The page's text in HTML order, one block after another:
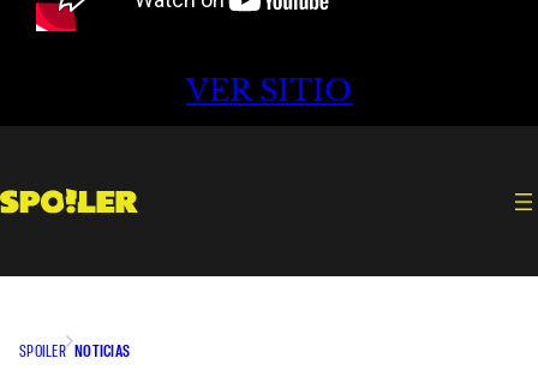
VER SITIO
SPOILER NOTICIAS